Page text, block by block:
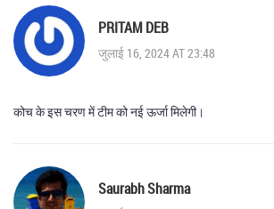
PRITAM DEB
जुलाई 16, 2024 AT 23:48
कोच के इस चरण में टीम को नई ऊर्जा मिलेगी।
Saurabh Sharma